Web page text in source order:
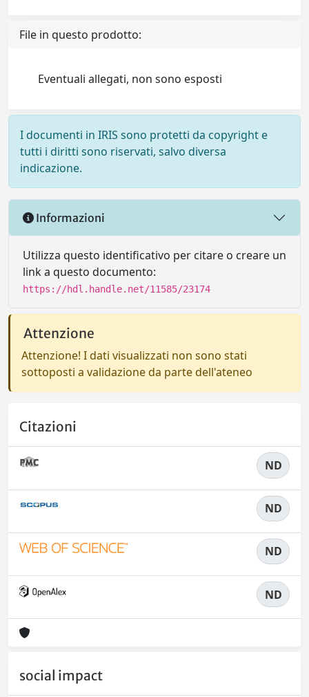
File in questo prodotto:
Eventuali allegati, non sono esposti
I documenti in IRIS sono protetti da copyright e
tutti i diritti sono riservati, salvo diversa
indicazione.
Informazioni
Utilizza questo identificativo per citare o creare un
link a questo documento:
https://hdl.handle.net/11585/23174
Attenzione
Attenzione! I dati visualizzati non sono stati
sottoposti a validazione da parte dell'ateneo
Citazioni
ND
ND
ND
ND
social impact